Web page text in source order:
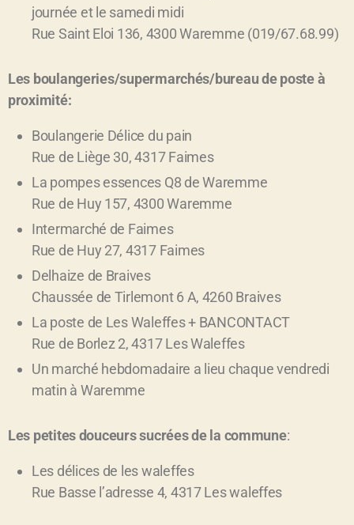
journée et le samedi midi
Rue Saint Eloi 136, 4300 Waremme (019/67.68.99)
Les boulangeries/supermarchés/bureau de poste à
proximité:
Boulangerie Délice du pain
Rue de Liège 30, 4317 Faimes
La pompes essences Q8 de Waremme
Rue de Huy 157, 4300 Waremme
Intermarché de Faimes
Rue de Huy 27, 4317 Faimes
Delhaize de Braives
Chaussée de Tirlemont 6 A, 4260 Braives
La poste de Les Waleffes + BANCONTACT
Rue de Borlez 2, 4317 Les Waleffes
Un marché hebdomadaire a lieu chaque vendredi
matin à Waremme
Les petites douceurs sucrées de la commune:
Les délices de les waleffes
Rue Basse l’adresse 4, 4317 Les waleffes